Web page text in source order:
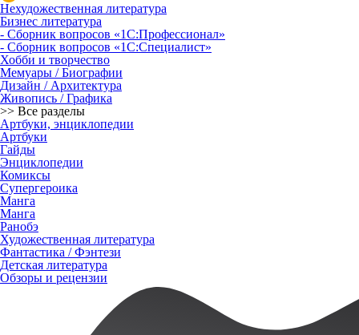
Нехудожественная литература
Бизнес литература
- Сборник вопросов «1С:Профессионал»
- Сборник вопросов «1С:Специалист»
Хобби и творчество
Мемуары / Биографии
Дизайн / Архитектура
Живопись / Графика
>> Все разделы
Артбуки, энциклопедии
Артбуки
Гайды
Энциклопедии
Комиксы
Супергероика
Манга
Манга
Ранобэ
Художественная литература
Фантастика / Фэнтези
Детская литература
Обзоры и рецензии